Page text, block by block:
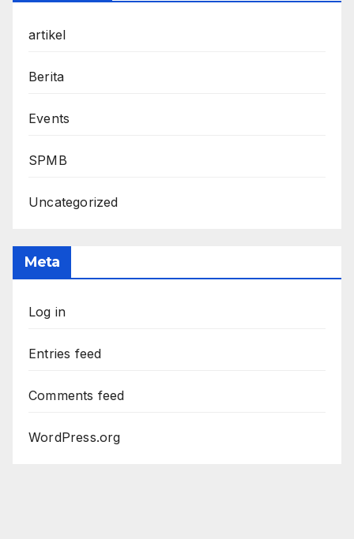
artikel
Berita
Events
SPMB
Uncategorized
Meta
Log in
Entries feed
Comments feed
WordPress.org